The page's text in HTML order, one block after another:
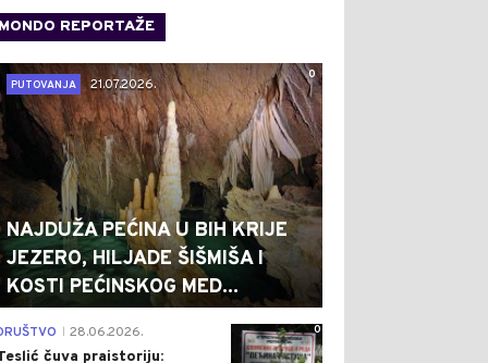
MONDO REPORTAŽE
0
PUTOVANJA
21.07.2026.
NAJDUŽA PEĆINA U BIH KRIJE
JEZERO, HILJADE ŠIŠMIŠA I
KOSTI PEĆINSKOG MED...
0
28.06.2026.
čuva praistoriju: